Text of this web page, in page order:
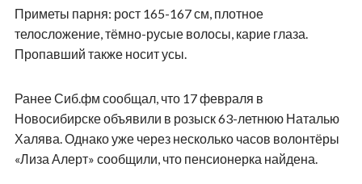
Приметы парня: рост 165-167 см, плотное
телосложение, тёмно-русые волосы, карие глаза.
Пропавший также носит усы.
Ранее Сиб.фм сообщал, что 17 февраля в
Новосибирске объявили в розыск 63-летнюю Наталью
Халява. Однако уже через несколько часов волонтёры
«Лиза Алерт» сообщили, что пенсионерка найдена.